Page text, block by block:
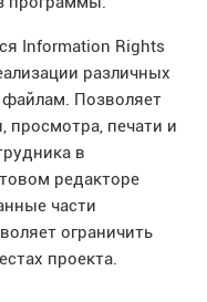
Information Rights
различных
Позволяет
просмотра, печати и
в
редакторе
части
ограничить
проекта.